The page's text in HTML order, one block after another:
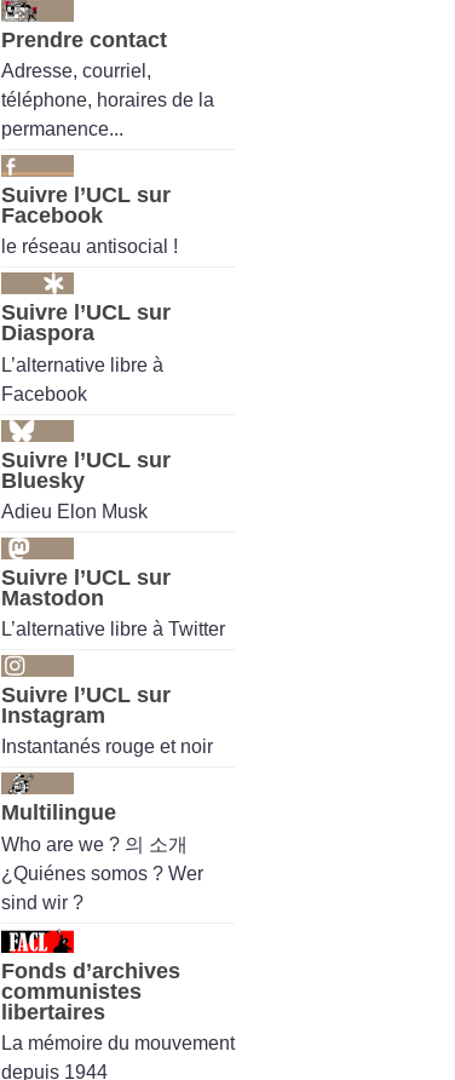
Prendre contact
Adresse, courriel,
téléphone, horaires de la
permanence...
Suivre l’UCL sur
Facebook
le réseau antisocial !
Suivre l’UCL sur
Diaspora
L’alternative libre à
Facebook
Suivre l’UCL sur
Bluesky
Adieu Elon Musk
Suivre l’UCL sur
Mastodon
L’alternative libre à Twitter
Suivre l’UCL sur
Instagram
Instantanés rouge et noir
Multilingue
Who are we ? 의 소개
¿Quiénes somos ? Wer
sind wir ?
Fonds d’archives
communistes
libertaires
La mémoire du mouvement
depuis 1944